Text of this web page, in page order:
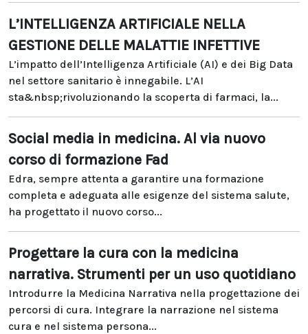
L’INTELLIGENZA ARTIFICIALE NELLA
GESTIONE DELLE MALATTIE INFETTIVE
L’impatto dell’Intelligenza Artificiale (AI) e dei Big Data
nel settore sanitario è innegabile. L’AI
sta&nbsp;rivoluzionando la scoperta di farmaci, la...
Social media in medicina. Al via nuovo
corso di formazione Fad
Edra, sempre attenta a garantire una formazione
completa e adeguata alle esigenze del sistema salute,
ha progettato il nuovo corso...
Progettare la cura con la medicina
narrativa. Strumenti per un uso quotidiano
Introdurre la Medicina Narrativa nella progettazione dei
percorsi di cura. Integrare la narrazione nel sistema
cura e nel sistema persona...